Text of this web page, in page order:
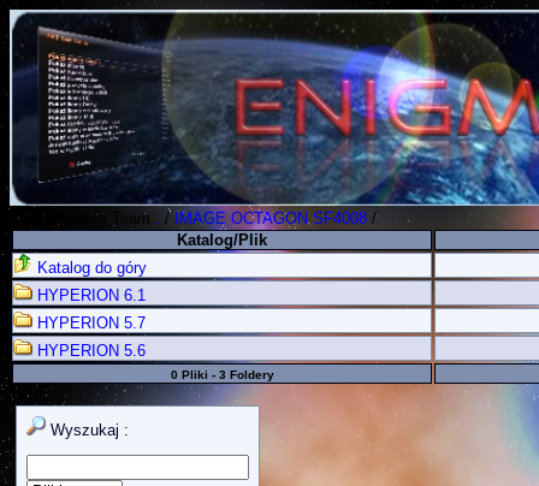
Polish Koders Team /IMAGE OCTAGON SF4008 /
Katalog/Plik
Katalog do góry
HYPERION 6.1
HYPERION 5.7
HYPERION 5.6
0 Pliki - 3 Foldery
Wyszukaj :